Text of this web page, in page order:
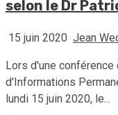
selon le Dr
15 juin 2020 Jean
Lors d'une conférence
d'Informations
lundi 15 juin 2020, le...